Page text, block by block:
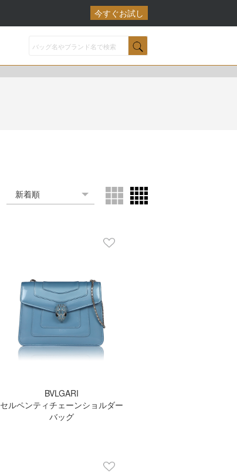
今すぐお試し
BVLGARI
セルペンティチェーンショルダー
バッグ